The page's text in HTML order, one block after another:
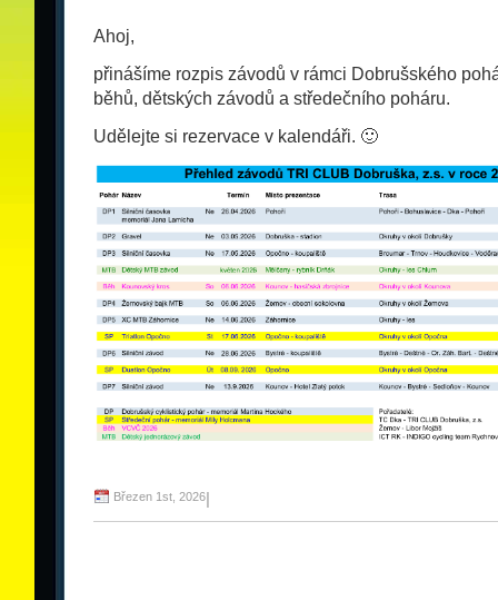
Ahoj,
přinášíme rozpis závodů v rámci Dobrušského
běhů, dětských závodů a středečního poháru.
Udělejte si rezervace v kalendáři. 🙂
Březen 1st, 2026|